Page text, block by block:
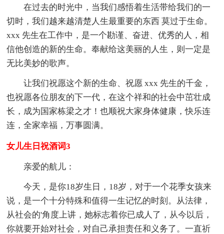
在过去的时光中，当我们感悟着生活带给我们的一
切时，我们越来越清楚人生最重要的东西 莫过于生命。
xxx 先生在工作中，是一个勘谨、奋进、优秀的人，相
信他创造的新的生命。奉献给这美丽的人生，则一定是
无比美妙的歌声。
让我们祝愿这个新的生命、祝愿 xxx 先生的千金，
也祝愿各位朋友的下一代，在这个祥和的社会中茁壮成
长，成为国家栋梁之才！也顺祝大家身体健康，快乐连
连，全家幸福，万事圆满。
女儿生日祝酒词3
亲爱的航儿：
今天，是你18岁生日，18岁，对于一个花季女孩来
说，是一个十分特殊和值得一生记忆的时刻。从法律，
从社会的'角度上讲，她标志着你已成人了，从今以后，
你就要开始对社会，对自己承担责任和义务了。一直祈